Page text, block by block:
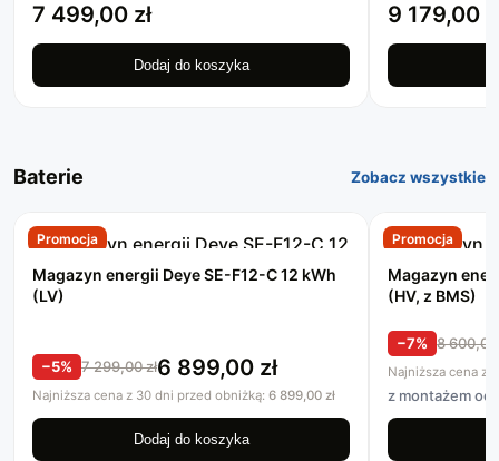
7 499,00 zł
Dodaj do koszyka
9 179,00
Baterie Zobacz wszystkie
Promocja
Magazyn energii Deye SE-F12-C 12 kWh
(LV)
−5% 7 299,00zł6 899,00 zł
Najniższa cena z 30 dni przed obniżką: 6 899,00 zł
Dodaj do koszyka
Promocja
Magazyn
(HV, z BMS)
−7% 8
Najniższa cena z
z montażem od